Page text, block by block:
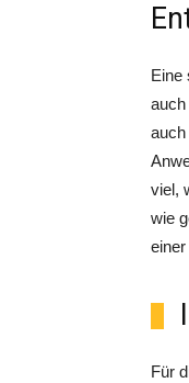
Eine
auch
auch
viel,
wie
Für